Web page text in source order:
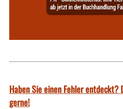
Haben Sie einen Fehler entdeckt?
gerne!